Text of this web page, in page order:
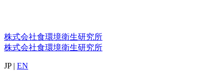
株式会社食環境衛生研究所
株式会社食環境衛生研究所
JP| EN